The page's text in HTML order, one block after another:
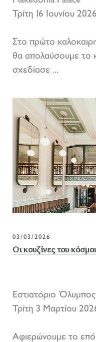
Τρίτη 16 Ιουνίου 2026
Στο πρώτο
θα απολαύσουμε το
σχεδίασε ...
03/03/2026
Οι κουζίνες του
Εστιατόριο
Τρίτη 3 Μαρτίου
Αφιερώνουμε το